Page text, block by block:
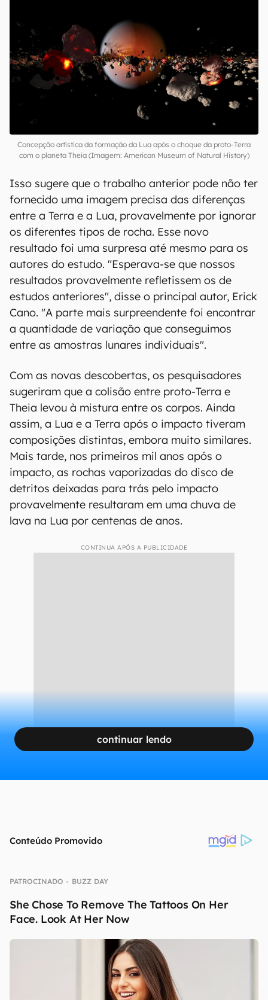
Concepção artística da formação da Lua após o choque da proto-Terra
com o planeta Theia (Imagem: American Museum of Natural History)
Isso sugere que o trabalho anterior pode não ter
fornecido uma imagem precisa das diferenças
entre a Terra e a Lua, provavelmente por ignorar
os diferentes tipos de rocha. Esse novo
resultado foi uma surpresa até mesmo para os
autores do estudo. "Esperava-se que nossos
resultados provavelmente refletissem os de
estudos anteriores", disse o principal autor, Erick
Cano. "A parte mais surpreendente foi encontrar
a quantidade de variação que conseguimos
entre as amostras lunares individuais".
Com as novas descobertas, os pesquisadores
sugeriram que a colisão entre proto-Terra e
Theia levou à mistura entre os corpos. Ainda
assim, a Lua e a Terra após o impacto tiveram
composições distintas, embora muito similares.
Mais tarde, nos primeiros mil anos após o
impacto, as rochas vaporizadas do disco de
detritos deixadas para trás pelo impacto
provavelmente resultaram em uma chuva de
lava na Lua por centenas de anos.
CONTINUA APÓS A PUBLICIDADE
continuar lendo